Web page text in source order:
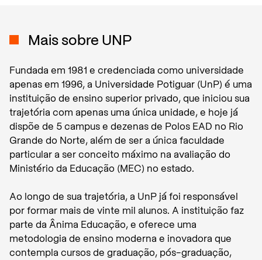
Mais sobre UNP
Fundada em 1981 e credenciada como universidade
apenas em 1996, a Universidade Potiguar (UnP) é uma
instituição de ensino superior privado, que iniciou sua
trajetória com apenas uma única unidade, e hoje já
dispõe de 5 campus e dezenas de Polos EAD no Rio
Grande do Norte, além de ser a única faculdade
particular a ser conceito máximo na avaliação do
Ministério da Educação (MEC) no estado.
Ao longo de sua trajetória, a UnP já foi responsável
por formar mais de vinte mil alunos. A instituição faz
parte da Ânima Educação, e oferece uma
metodologia de ensino moderna e inovadora que
contempla cursos de graduação, pós-graduação,